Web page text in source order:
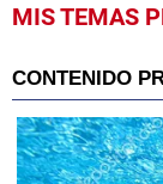
MIS TEMAS